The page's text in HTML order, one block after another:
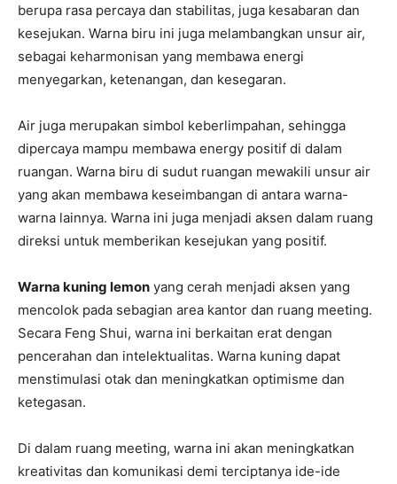
berupa rasa percaya dan stabilitas, juga kesabaran dan
kesejukan. Warna biru ini juga melambangkan unsur air,
sebagai keharmonisan yang membawa energi
menyegarkan, ketenangan, dan kesegaran.
Air juga merupakan simbol keberlimpahan, sehingga
dipercaya mampu membawa energy positif di dalam
ruangan. Warna biru di sudut ruangan mewakili unsur air
yang akan membawa keseimbangan di antara warna-
warna lainnya. Warna ini juga menjadi aksen dalam ruang
direksi untuk memberikan kesejukan yang positif.
Warna kuning lemon yang cerah menjadi aksen yang
mencolok pada sebagian area kantor dan ruang meeting.
Secara Feng Shui, warna ini berkaitan erat dengan
pencerahan dan intelektualitas. Warna kuning dapat
menstimulasi otak dan meningkatkan optimisme dan
ketegasan.
Di dalam ruang meeting, warna ini akan meningkatkan
kreativitas dan komunikasi demi terciptanya ide-ide